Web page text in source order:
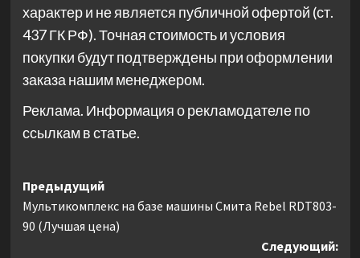
характер и не является публичной офертой (ст.
437 ГК РФ). Точная стоимость и условия
покупки будут подтверждены при оформлении
заказа нашим менеджером.
Реклама. Информация о рекламодателе по
ссылкам в статье.
Навигация
записи
Предыдущий
Мультикомплекс на базе машины Смита Rebel RDT803-
90 (Лучшая цена)
Следующий: